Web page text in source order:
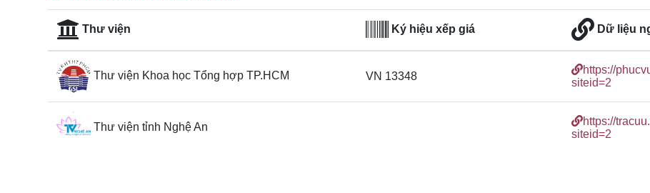
Thư viện Ký hiệu xếp giá Dữ liệu
Thư viện Khoa học Tổng hợp TP.HCM VN 13348
https://
siteid=2
Thư viện tỉnh Nghệ An
https://
siteid=2